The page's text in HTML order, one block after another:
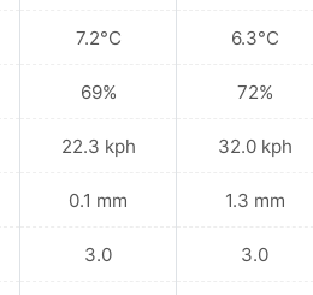
7.2°C
69%
22.3 kph
0.1 mm
3.0
6.3°C
72%
32.0 kph
1.3 mm
3.0